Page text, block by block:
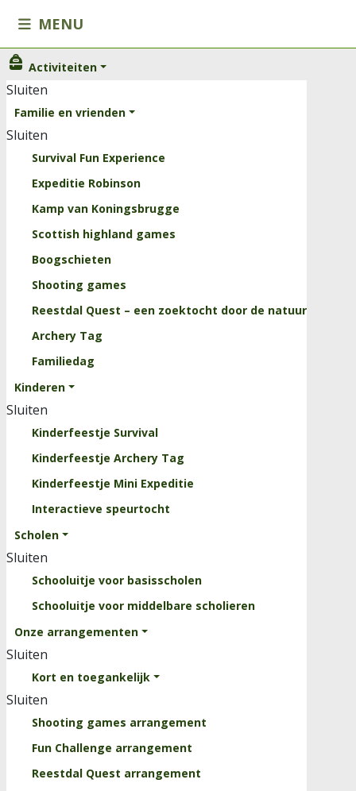
MENU
Activiteiten
Sluiten
Familie en vrienden
Kinderen
Scholen
Onze arrangementen
Horeca
Trainingen
Sluiten
Kids
Groepslessen
Personal Training Reestdal Outdoor
Clinics
Rooster
Evenementen
Over ons
Sluiten
Kinderparcours
Professionele Survivalbaan
Krachttrainingsrek
Waterbak
Vacatures
Contact
Activiteiten
Sluiten
Familie en vrienden
Sluiten
Survival Fun Experience
Expeditie Robinson
Kamp van Koningsbrugge
Scottish highland games
Boogschieten
Shooting games
Reestdal Quest – een zoektocht door de natuur
Archery Tag
Familiedag
Kinderen
Sluiten
Kinderfeestje Survival
Kinderfeestje Archery Tag
Kinderfeestje Mini Expeditie
Interactieve speurtocht
Scholen
Sluiten
Schooluitje voor basisscholen
Schooluitje voor middelbare scholieren
Onze arrangementen
Sluiten
Kort en toegankelijk
Sluiten
Shooting games arrangement
Fun Challenge arrangement
Reestdal Quest arrangement